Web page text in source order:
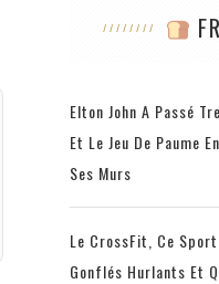
Elton John A Passé
Et Le Jeu De Paume
Ses Murs
Le CrossFit, Ce Sport
Gonflés Hurlants Et